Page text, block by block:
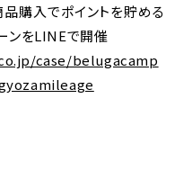
購入でポイントを貯める
ンをLINEで開催
case/belugacamp